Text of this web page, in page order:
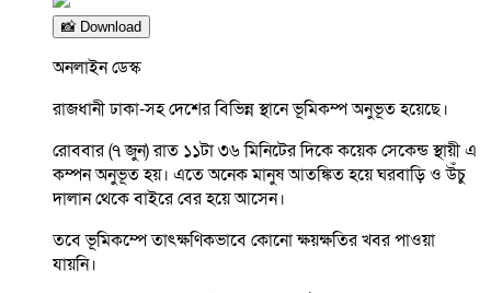
📸 Download
অনলাইন ডেস্ক
রাজধানী ঢাকা-সহ দেশের বিভিন্ন স্থানে ভূমিকম্প অনুভূত হয়েছে।
রোববার (৭ জুন) রাত ১১টা ৩৬ মিনিটের দিকে কয়েক সেকেন্ড স্থায়ী এ
কম্পন অনুভূত হয়। এতে অনেক মানুষ আতঙ্কিত হয়ে ঘরবাড়ি ও উঁচু
দালান থেকে বাইরে বের হয়ে আসেন।
তবে ভূমিকম্পে তাৎক্ষণিকভাবে কোনো ক্ষয়ক্ষতির খবর পাওয়া
যায়নি।